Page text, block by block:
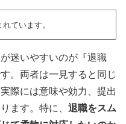
ています。
迷いやすいのが『退職
。両者は一見すると同じ
際には意味や効力、提出
ます。特に、 退職をスム